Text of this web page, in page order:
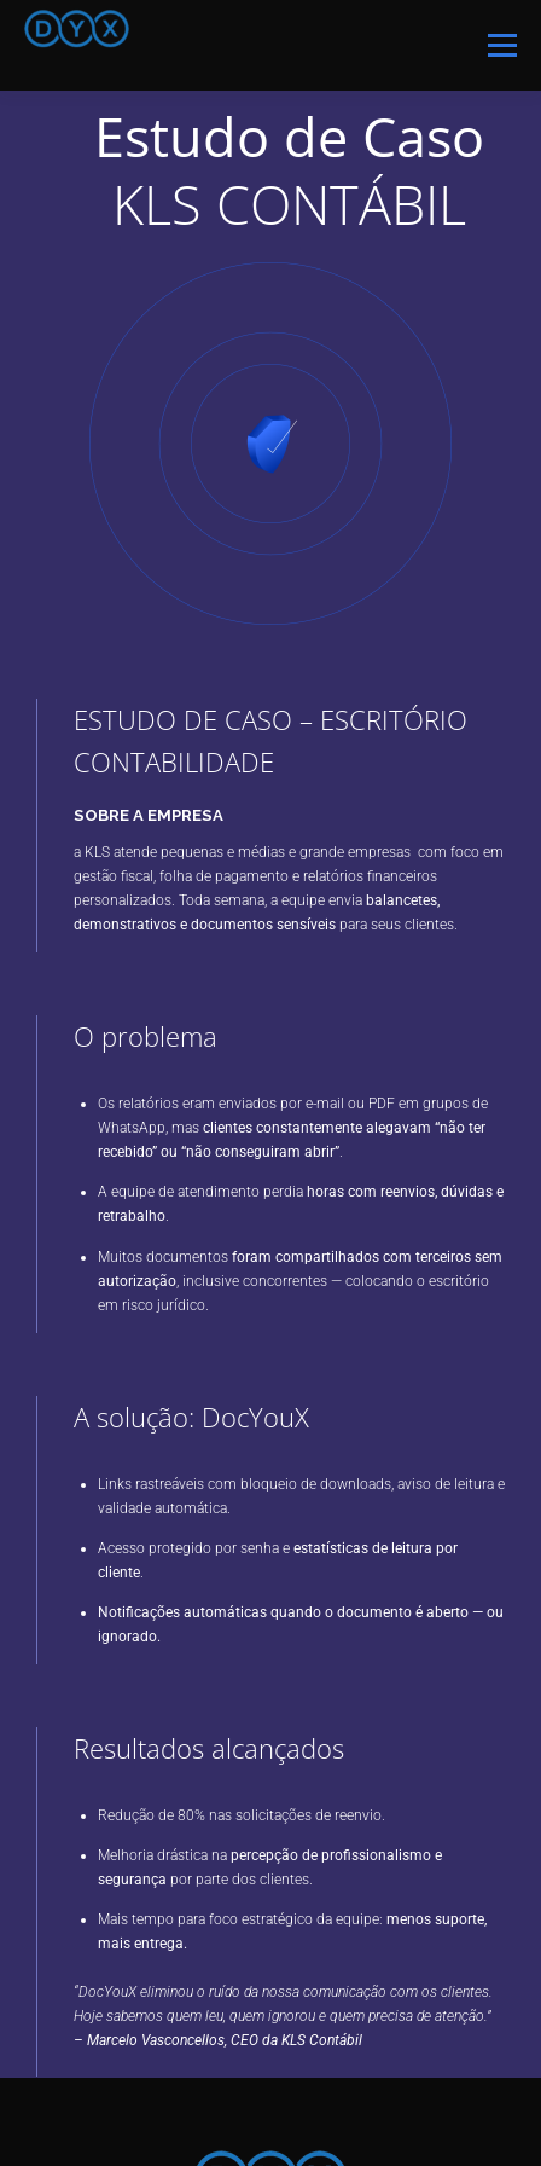
Menu
DOCYOUX COMO FUNCIONA QUEM SOMOS
SOLUÇÕES BLOG PLANOS POLÍTICAS
Estudo de Caso
KLS CONTÁBIL
ESTUDO DE CASO – ESCRITÓRIO
CONTABILIDADE
SOBRE A EMPRESA
a KLS atende pequenas e médias e grande empresas com foco em
gestão fiscal, folha de pagamento e relatórios financeiros
personalizados. Toda semana, a equipe envia balancetes,
demonstrativos e documentos sensíveis para seus clientes.
O problema
Os relatórios eram enviados por e-mail ou PDF em grupos de
WhatsApp, mas clientes constantemente alegavam “não ter
recebido” ou “não conseguiram abrir”.
A equipe de atendimento perdia horas com reenvios, dúvidas e
retrabalho.
Muitos documentos foram compartilhados com terceiros sem
autorização , inclusive concorrentes — colocando o escritório
em risco jurídico.
A solução: DocYouX
Links rastreáveis com bloqueio de downloads, aviso de leitura e
validade automática.
Acesso protegido por senha e estatísticas de leitura por
cliente
Notificações automáticas quando o documento é aberto — ou
ignorado.
Resultados alcançados
Redução de 80% nas solicitações de reenvio.
Melhoria drástica na percepção de profissionalismo e
segurança por parte dos clientes.
Mais tempo para foco estratégico da equipe: menos suporte,
mais entrega.
“DocYouX eliminou o ruído da nossa comunicação com os clientes.
Hoje sabemos quem leu, quem ignorou e quem precisa de atenção.”
– Marcelo Vasconcellos, CEO da KLS Contábil